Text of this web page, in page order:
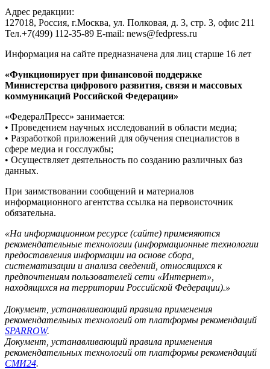
Адрес редакции:
127018, Россия, г.Москва, ул. Полковая, д. 3, стр. 3, офис 211
Тел.+7(499) 112-35-89 E-mail: news@fedpress.ru
Информация на сайте предназначена для лиц старше 16 лет
«Функционирует при финансовой поддержке
Министерства цифрового развития, связи и массовых
коммуникаций Российской Федерации»
«ФедералПресс» занимается:
• Проведением научных исследований в области медиа;
• Разработкой приложений для обучения специалистов в
сфере медиа и госслужбы;
• Осуществляет деятельность по созданию различных баз
данных.
При заимствовании сообщений и материалов
информационного агентства ссылка на первоисточник
обязательна.
«На информационном ресурсе (сайте) применяются
рекомендательные технологии (информационные технологии
предоставления информации на основе сбора,
систематизации и анализа сведений, относящихся к
предпочтениям пользователей сети «Интернет»,
находящихся на территории Российской Федерации).»
Документ, устанавливающий правила применения
рекомендательных технологий от платформы рекомендаций
SPARROW.
Документ, устанавливающий правила применения
рекомендательных технологий от платформы рекомендаций
СМИ24.